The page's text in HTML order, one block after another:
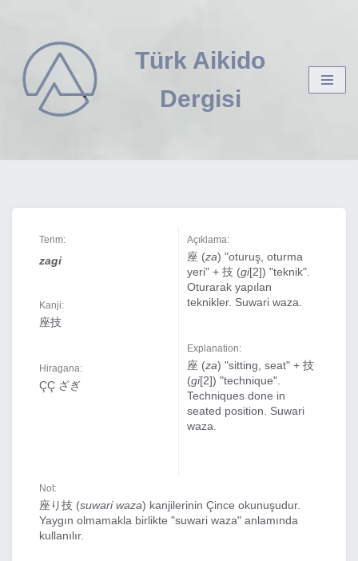
İçeriğe
geç
Türk Aikido
Dergisi
Terim:
zagi
Kanji:
座技
Hiragana:
ÇÇ ざぎ
Açıklama:
座 (za) "oturuş, oturma
yeri" + 技 (gi[2]) "teknik".
Oturarak yapılan
teknikler. Suwari waza.
Explanation:
座 (za) "sitting, seat" + 技
(gi[2]) "technique".
Techniques done in
seated position. Suwari
waza.
Not:
座り技 (suwari waza) kanjilerinin Çince okunuşudur.
Yaygın olmamakla birlikte "suwari waza" anlamında
kullanılır.